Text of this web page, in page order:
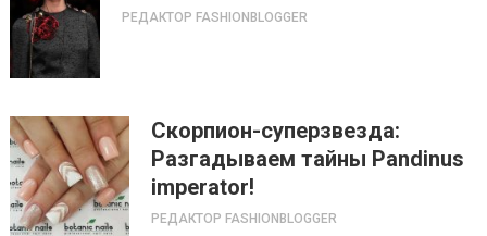
РЕДАКТОР FASHIONBLOGGER
Скорпион-суперзвезда:
Разгадываем тайны Pandinus
imperator!
РЕДАКТОР FASHIONBLOGGER